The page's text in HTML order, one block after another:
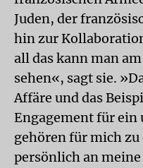
Juden, der
hin zur
all das kann man
sehen«, sagt sie.
Affäre und das
Engagement für ein
gehören für mich
persönlich an